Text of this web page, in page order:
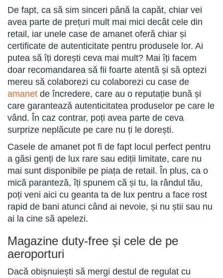
De fapt, ca să sim sinceri până la capăt, chiar vei
avea parte de prețuri mult mai mici decât cele din
retail, iar unele case de amanet oferă chiar și
certificate de autenticitate pentru produsele lor. Ai
putea să îți dorești ceva mai mult? Mai îți facem
doar recomandarea să fii foarte atentă și să optezi
mereu să colaborezi cu colaborezi cu case de
amanet de încredere, care au o reputație bună și
care garantează autenticitatea produselor pe care le
vând. În caz contrar, poți avea parte de ceva
surprize neplăcute pe care nu ți le dorești.
Casele de amanet pot fi de fapt locul perfect pentru
a găsi genți de lux rare sau ediții limitate, care nu
mai sunt disponibile pe piața de retail. În plus, ca o
mică paranteză, îți spunem că și tu, la rândul tău,
poți veni aici cu geanta ta de lux pentru a face rost
rapid de bani atunci când ai nevoie, și nu știi sau nu
ai la cine să apelezi.
Magazine duty-free și cele de pe
aeroporturi
Dacă obișnuiești să mergi destul de regulat cu